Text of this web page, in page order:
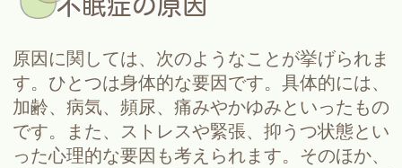
不眠症の原因
原因に関しては、次のようなことが挙げられま
す。ひとつは身体的な要因です。具体的には、
加齢、病気、頻尿、痛みやかゆみといったもの
です。また、ストレスや緊張、抑うつ状態とい
った心理的な要因も考えられます。そのほか、